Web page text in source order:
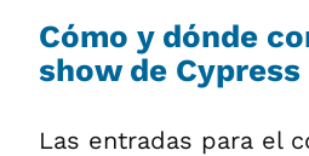
Cómo y dónde
show de
Las entradas para el